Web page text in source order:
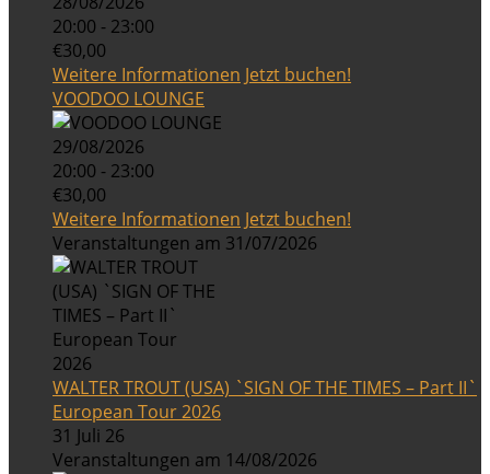
20:00 - 23:00
€30,00
Weitere Informationen Jetzt buchen!
VOODOO LOUNGE
29/08/2026
20:00 - 23:00
€30,00
Weitere Informationen Jetzt buchen!
Veranstaltungen am 31/07/2026
WALTER TROUT (USA) `SIGN OF THE TIMES – Part II`
European Tour 2026
31 Juli 26
Veranstaltungen am 14/08/2026